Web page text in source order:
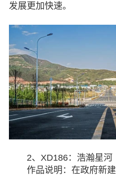
侨海动
七彩云
发展更加快速。
2、XD186：浩瀚星河
作品说明：在政府新建